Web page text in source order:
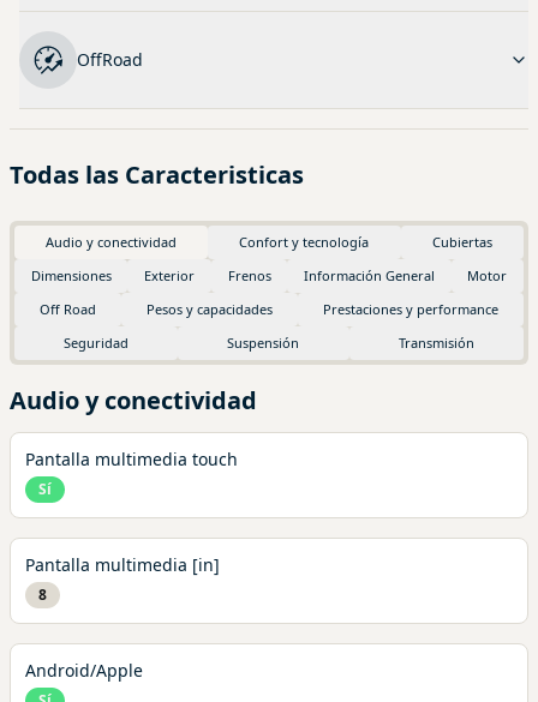
OffRoad
Todas las Caracteristicas
Audio y conectividad Confort y tecnología
Cubiertas
Dimensiones
Exterior Frenos Información General
Motor
Off Road
Pesos y capacidades
Prestaciones y performance
Seguridad
Suspensión Transmisión
Audio y conectividad
Pantalla multimedia touch
Sí
Pantalla multimedia [in]
8
Android/Apple